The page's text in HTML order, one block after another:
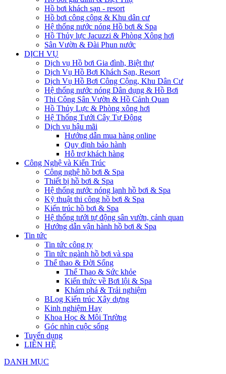
Hồ bơi khách sạn - resort
Hồ bơi công cộng & Khu dân cư
Hệ thống nước nóng Hồ bơi & Spa
Hồ Thủy lực Jacuzzi & Phòng Xông hơi
Sân Vườn & Đài Phun nước
DỊCH VỤ
Dịch vụ Hồ bơi Gia đình, Biệt thự
Dịch Vụ Hồ Bơi Khách Sạn, Resort
Dịch Vụ Hồ Bơi Công Cộng, Khu Dân Cư
Hệ thống nước nóng Dân dụng & Hồ Bơi
Thi Công Sân Vườn & Hồ Cảnh Quan
Hồ Thủy Lực & Phòng xông hơi
Hệ Thống Tưới Cây Tự Động
Dịch vụ hậu mãi
Hướng dẫn mua hàng online
Quy định bảo hành
Hỗ trợ khách hàng
Công Nghệ và Kiến Trúc
Công nghệ hồ bơi & Spa
Thiết bị hồ bơi & Spa
Hệ thống nước nóng lạnh hồ bơi & Spa
Kỹ thuật thi công hồ bơi & Spa
Kiến trúc hồ bơi & Spa
Hệ thống tưới tự động sân vườn, cảnh quan
Hướng dẫn vận hành hồ bơi & Spa
Tin tức
Tin tức công ty
Tin tức ngành hồ bơi và spa
Thể thao & Đời Sống
Thể Thao & Sức khỏe
Kiến thức về Bơi lội & Spa
Khám phá & Trải nghiệm
BLog Kiến trúc Xây dựng
Kinh nghiệm Hay
Khoa Học & Môi Trường
Góc nhìn cuộc sống
Tuyển dụng
LIÊN HỆ
DANH MỤC